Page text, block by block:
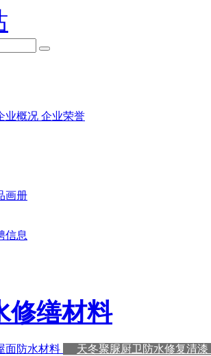
业概况 企业荣誉
画册
信息
修缮材料
面防水材料
天冬聚脲厨卫防水修复清漆